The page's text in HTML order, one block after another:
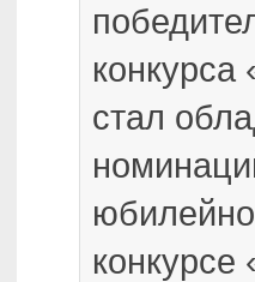
конкурса
стал
конкурсе